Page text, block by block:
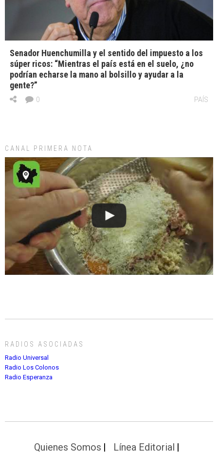
Senador Huenchumilla y el sentido del impuesto a los
súper ricos: “Mientras el país está en el suelo, ¿no
podrían echarse la mano al bolsillo y ayudar a la
gente?”
PAÍS
0
CANAL PRIMERA NOTA
RADIOS ASOCIADAS
Radio Universal
Radio Los Colonos
Radio Esperanza
Quienes Somos
Línea Editorial